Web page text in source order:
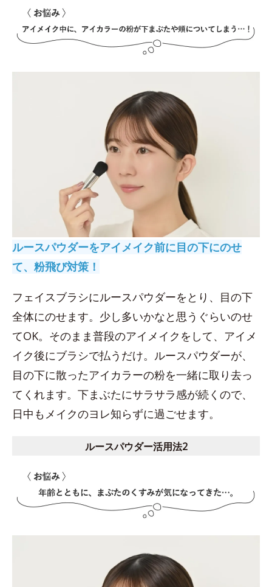
ルースパウダーをアイメイク前に目の下にのせ
て、粉飛び対策！
フェイスブラシにルースパウダーをとり、目の下
全体にのせます。少し多いかなと思うぐらいのせ
てOK。そのまま普段のアイメイクをして、アイメ
イク後にブラシで払うだけ。ルースパウダーが、
目の下に散ったアイカラーの粉を一緒に取り去っ
てくれます。下まぶたにサラサラ感が続くので、
日中もメイクのヨレ知らずに過ごせます。
ルースパウダー活用法2